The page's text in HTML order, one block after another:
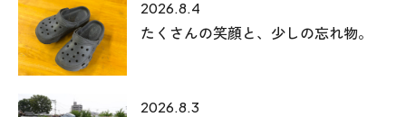
2026.8.4
たくさんの笑顔と、少しの忘れ物。
2026.8.3